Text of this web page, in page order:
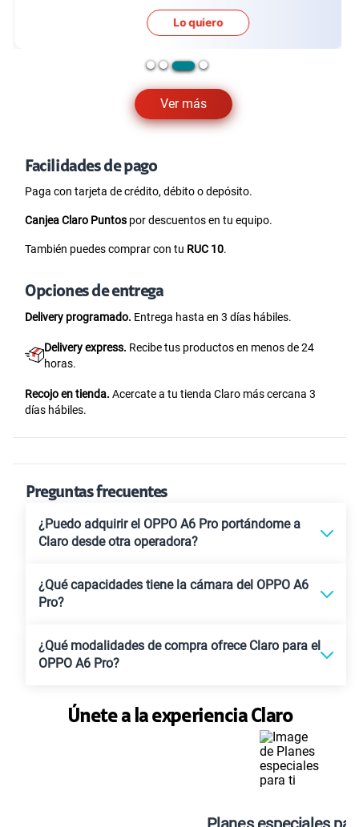
Ver más
Lo quiero
Facilidades de pago
Paga con tarjeta de crédito, débito o depósito.
Canjea Claro Puntos por descuentos en tu equipo.
También puedes comprar con tu RUC 10.
Opciones de entrega
Delivery programado. Entrega hasta en 3 días hábiles.
Delivery express. Recibe tus productos en menos de 24
horas.
Recojo en tienda. Acercate a tu tienda Claro más cercana 3
días hábiles.
Preguntas frecuentes
¿Puedo adquirir el OPPO A6 Pro portándome a
Claro desde otra operadora?
¿Qué capacidades tiene la cámara del OPPO A6
Pro?
¿Qué modalidades de compra ofrece Claro para el
OPPO A6 Pro?
Únete a la experiencia Claro